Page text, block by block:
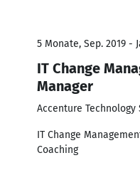
5 Monate, Sep. 2019 -
IT Change
Manager
Accenture Technology
IT Change
Coaching